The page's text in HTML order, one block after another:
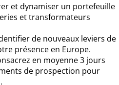
et dynamiser un portefeuille
et transformateurs
de nouveaux leviers de
présence en Europe.
en moyenne 3 jours
de prospection pour